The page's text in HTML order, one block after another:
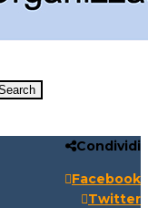
Condividi
Facebook
Twitter